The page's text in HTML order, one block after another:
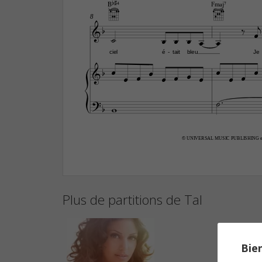
 © UNIVERSAL MUSIC PUBLISHING
ciel é tait
- bleu Je
8

Bb#4 Fmaj7


     
 
           
 
Plus de partitions de Tal